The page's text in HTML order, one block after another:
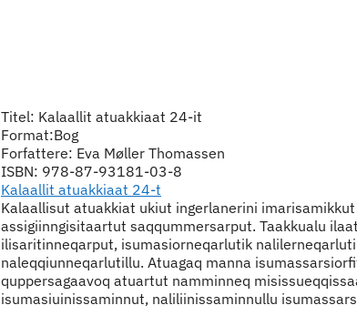
Titel: Kalaallit atuakkiaat 24-it
Format:Bog
Forfattere: Eva Møller Thomassen
ISBN: 978-87-93181-03-8
Kalaallit atuakkiaat 24-t
Kalaallisut atuakkiat ukiut ingerlanerini
assigiinngisitaartut saqqummersarput. Taakkualu
ilisaritinneqarput, isumasiorneqarlutik
naleqqiunneqarlutillu. Atuagaq manna
quppersagaavoq atuartut namminneq
isumasiuinissaminnut, naliliinissaminnullu